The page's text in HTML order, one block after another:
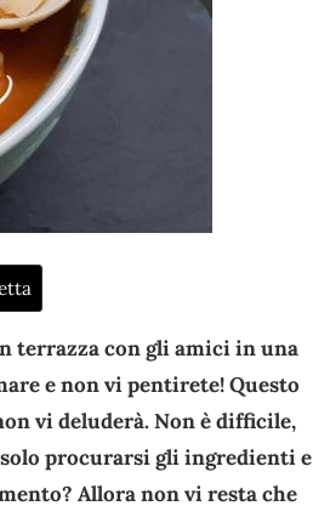
terrazza con gli amici in una
e non vi pentirete! Questo
vi deluderà. Non è difficile,
procurarsi gli ingredienti e
Allora non vi resta che